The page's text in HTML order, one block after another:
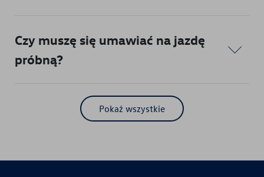
Czy muszę się umawiać na jazdę
próbną?
Pokaż wszystkie